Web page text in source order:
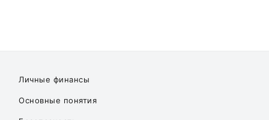
Личные финансы
Основные понятия